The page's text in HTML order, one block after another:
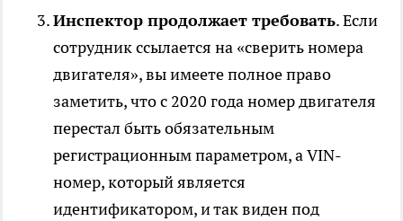
Инспектор продолжает требовать. Если
сотрудник ссылается на «сверить номера
двигателя», вы имеете полное право
заметить, что с 2020 года номер двигателя
перестал быть обязательным
регистрационным параметром, а VIN-
номер, который является
идентификатором, и так виден под